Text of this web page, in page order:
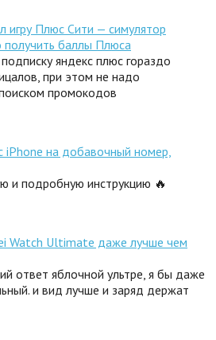
игру Плюс Сити — симулятор
баллы Плюса
яндекс плюс гораздо
при этом не надо
промокодов
iPhone на добавочный номер,
и подробную инструкцию 🔥
Watch Ultimate даже лучше чем
ответ яблочной ультре, я бы даже
и вид лучше и заряд держат